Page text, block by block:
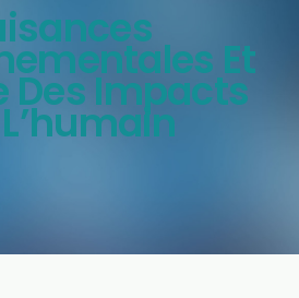
Et
Des Impacts